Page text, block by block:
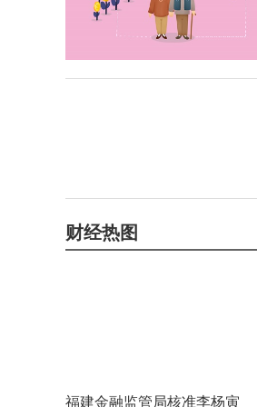
财经热图
福建金融监管局核准李杨寅